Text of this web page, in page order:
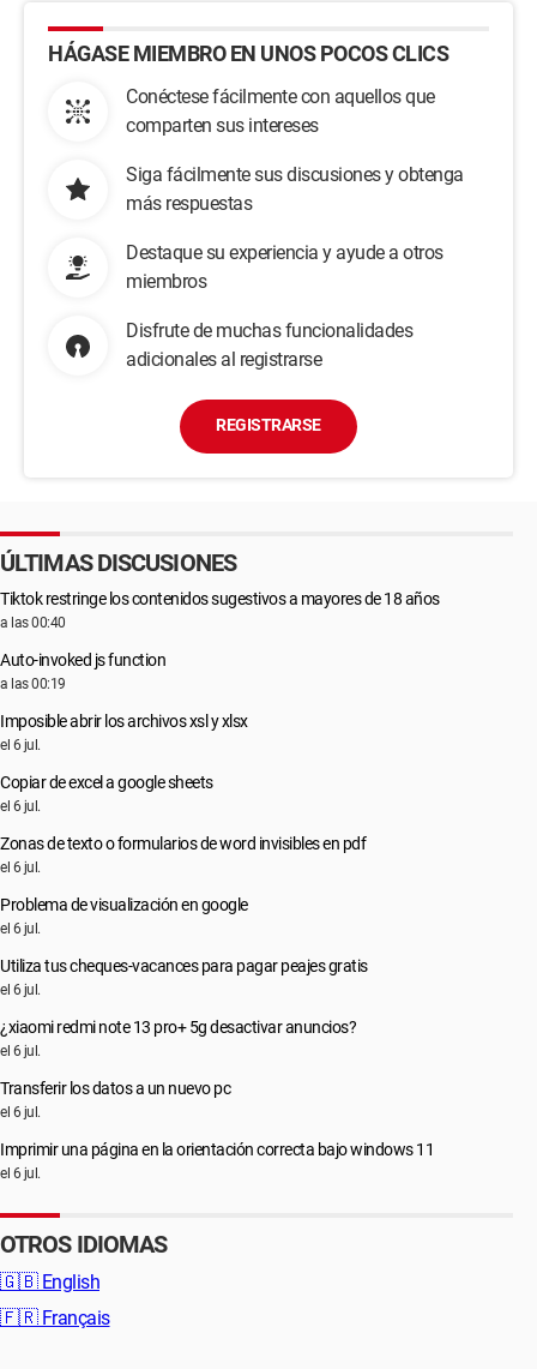
HÁGASE MIEMBRO EN UNOS POCOS CLICS
Conéctese fácilmente con aquellos que
comparten sus intereses
Siga fácilmente sus discusiones y obtenga
más respuestas
Destaque su experiencia y ayude a otros
miembros
Disfrute de muchas funcionalidades
adicionales al registrarse
REGISTRARSE
ÚLTIMAS DISCUSIONES
Tiktok restringe los contenidos sugestivos a mayores de 18 años
a las 00:40
Auto-invoked js function
a las 00:19
Imposible abrir los archivos xsl y xlsx
el 6 jul.
Copiar de excel a google sheets
el 6 jul.
Zonas de texto o formularios de word invisibles en pdf
el 6 jul.
Problema de visualización en google
el 6 jul.
Utiliza tus cheques-vacances para pagar peajes gratis
el 6 jul.
¿xiaomi redmi note 13 pro+ 5g desactivar anuncios?
el 6 jul.
Transferir los datos a un nuevo pc
el 6 jul.
Imprimir una página en la orientación correcta bajo windows 11
el 6 jul.
OTROS IDIOMAS
🇬🇧 English
🇫🇷 Français